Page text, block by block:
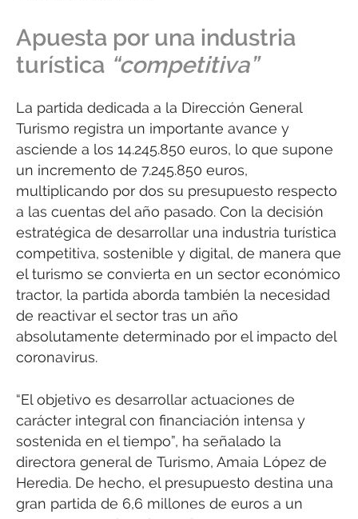
Apuesta por una industria
turística “competitiva”
La partida dedicada a la Dirección General
Turismo registra un importante avance y
asciende a los 14.245.850 euros, lo que supone
un incremento de 7.245.850 euros,
multiplicando por dos su presupuesto respecto
a las cuentas del año pasado. Con la decisión
estratégica de desarrollar una industria turística
competitiva, sostenible y digital, de manera que
el turismo se convierta en un sector económico
tractor, la partida aborda también la necesidad
de reactivar el sector tras un año
absolutamente determinado por el impacto del
coronavirus.
“El objetivo es desarrollar actuaciones de
carácter integral con financiación intensa y
sostenida en el tiempo”, ha señalado la
directora general de Turismo, Amaia López de
Heredia. De hecho, el presupuesto destina una
gran partida de 6,6 millones de euros a un